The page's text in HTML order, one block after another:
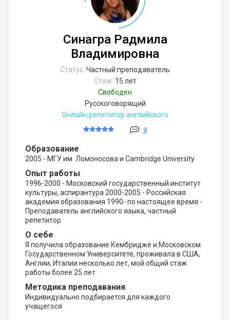
Синагра Радмила
Владимировна
Статус: Частный преподаватель
Стаж: 15 лет
Свободен
Русскоговорящий
Онлайн репетитор английского
8
Образование
2005 - МГУ им. Ломоносова и Cambridge University
Опыт работы
1996-2000 - Московский государственный институт
культуры, аспирантура 2000-2005 - Российская
академия образования 1990- по настоящее время -
Преподаватель английского языка, частный
репетитор
О себе
Я получила образование Кембридже и Московском
Государственном Университете, проживала в США,
Англии, Италии несколько лет, мой общий стаж
работы более 25 лет
Методика преподавания
Индивидуально подбирается для каждого
учащегося